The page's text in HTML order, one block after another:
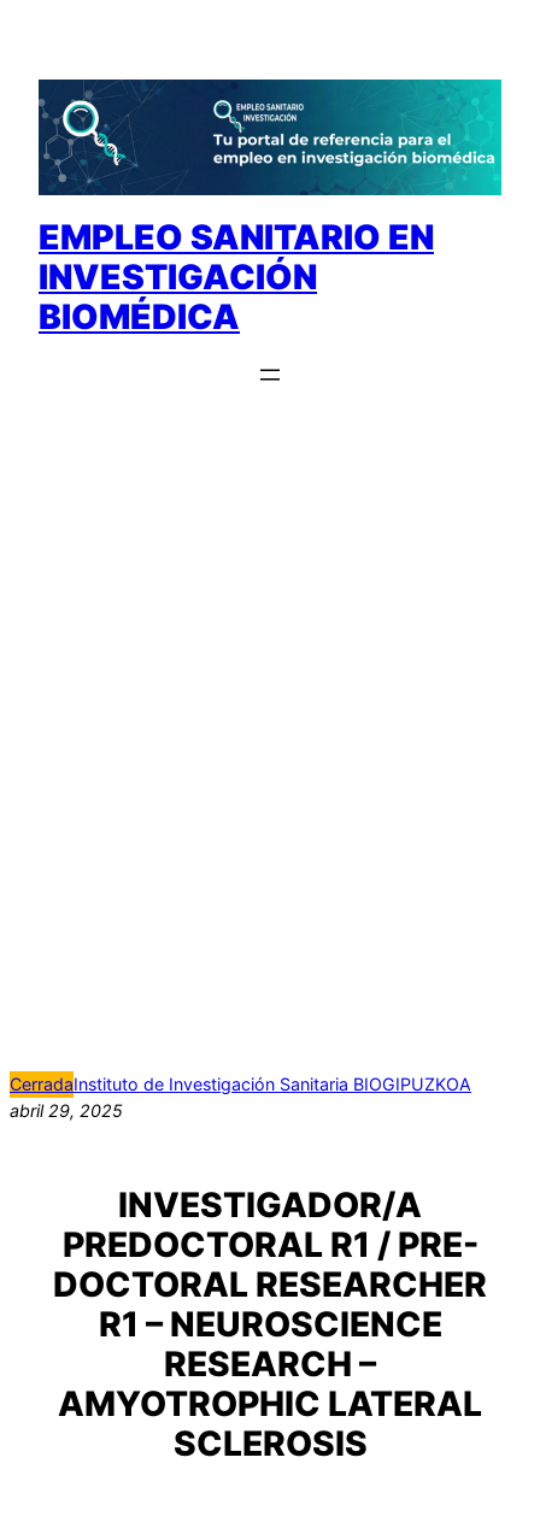
contenido
EMPLEO SANITARIO EN
INVESTIGACIÓN
BIOMÉDICA
CerradaInstituto de Investigación Sanitaria BIOGIPUZKOA
abril 29, 2025
INVESTIGADOR/A
PREDOCTORAL R1 / PRE-
DOCTORAL RESEARCHER
R1 – NEUROSCIENCE
RESEARCH –
AMYOTROPHIC LATERAL
SCLEROSIS